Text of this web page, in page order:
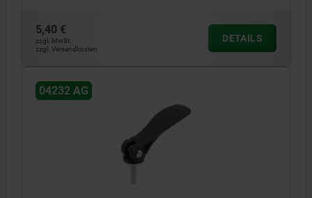
5,40 €
zzgl. MwSt.
zzgl. Versandkosten
DETAILS
04232 AG